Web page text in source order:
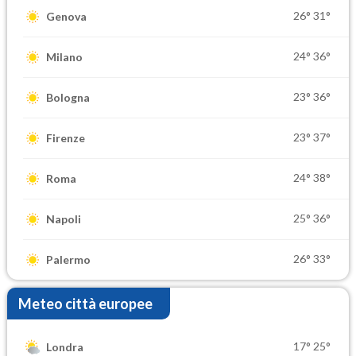
Genova 26° 31°
Milano 24° 36°
Bologna 23° 36°
Firenze 23° 37°
Roma 24° 38°
Napoli 25° 36°
Palermo 26° 33°
Meteo città europee
Londra 17° 25°